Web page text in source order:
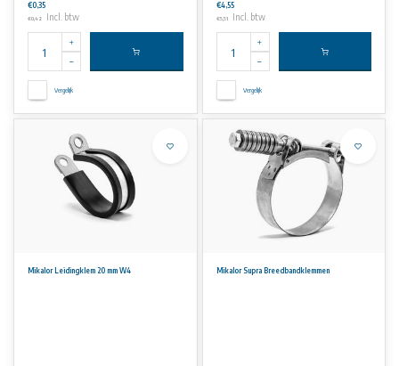
€0,35
€0,42 Incl. btw
Vergelijk
€4,55
€5,51 Incl. btw
Vergelijk
Mikalor Leidingklem 20 mm W4 Mikalor Supra Breedbandklemmen